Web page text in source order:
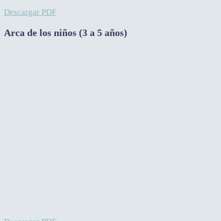
Descargar PDF
Arca de los niños (3 a 5 años)